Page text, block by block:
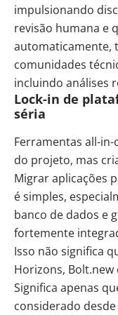
impulsionando
revisão humana e
automaticamente,
comunidades
incluindo análises
Lock-in de
séria
Ferramentas all-
do projeto, mas
Migrar aplicações
é simples,
banco de dados e
fortemente
Isso não significa
Horizons, Bolt.new
Significa apenas
considerado